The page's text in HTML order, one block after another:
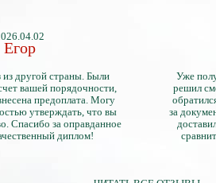
Егор
из другой страны. Были
вашей порядочности,
предоплата. Могу
утверждать, что вы
Спасибо за оправданное
диплом!
Уже
решил
за